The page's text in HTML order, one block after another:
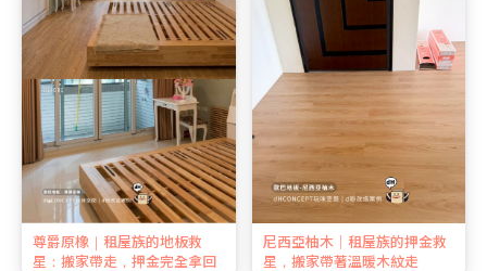
尊爵原橡｜租屋族的地板救
星：搬家帶走，押金完全拿回
尼西亞柚木｜租屋族的押金救
星，搬家帶著溫暖木紋走